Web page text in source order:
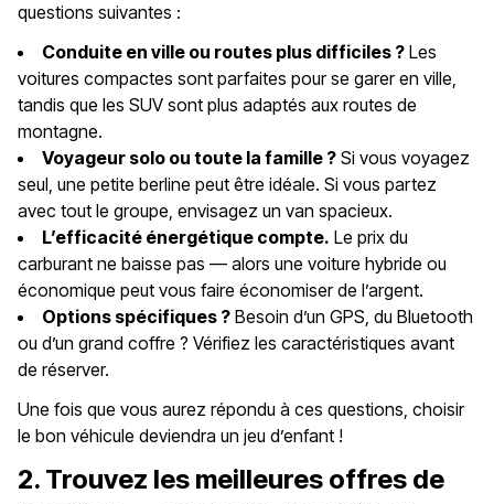
questions suivantes :
Conduite en ville ou routes plus difficiles ? Les
voitures compactes sont parfaites pour se garer en ville,
tandis que les SUV sont plus adaptés aux routes de
montagne.
Voyageur solo ou toute la famille ? Si vous voyagez
seul, une petite berline peut être idéale. Si vous partez
avec tout le groupe, envisagez un van spacieux.
L’efficacité énergétique compte. Le prix du
carburant ne baisse pas — alors une voiture hybride ou
économique peut vous faire économiser de l’argent.
Options spécifiques ? Besoin d’un GPS, du Bluetooth
ou d’un grand coffre ? Vérifiez les caractéristiques avant
de réserver.
Une fois que vous aurez répondu à ces questions, choisir
le bon véhicule deviendra un jeu d’enfant !
2. Trouvez les meilleures offres de